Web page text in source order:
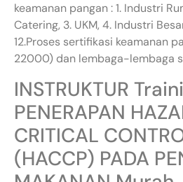
keamanan pangan : 1. Industri
Catering, 3. UKM, 4. Industri
12.Proses sertifikasi keamanan
22000) dan lembaga-lembaga
INSTRUKTUR
PENERAPAN
CRITICAL
(HACCP) PADA